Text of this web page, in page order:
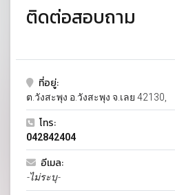
ติดต่อสอบถาม
ที่อยู่:
ต.วังสะพุง อ.วังสะพุง จ.เลย 42130,
โทร:
042842404
อีเมล:
-ไม่ระบุ-